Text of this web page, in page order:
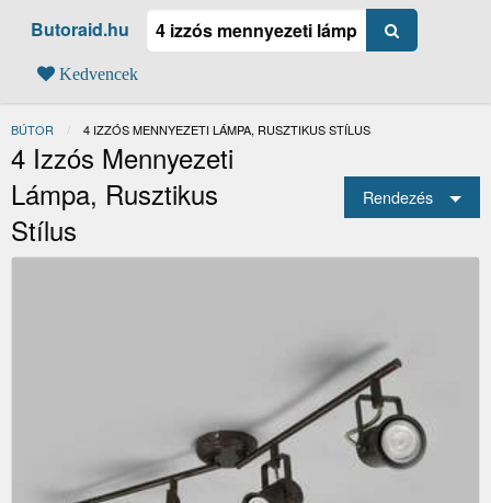
Butoraid.hu
Kedvencek
BÚTOR JELENLEGI:
4 IZZÓS MENNYEZETI LÁMPA, RUSZTIKUS STÍLUS
4 Izzós Mennyezeti
Lámpa, Rusztikus
Stílus
Rendezés